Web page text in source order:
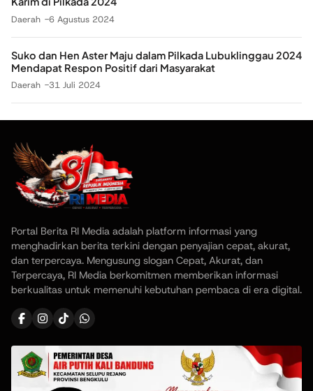
Daerah 6 Agustus 2024
Suko dan Hen Aster Maju dalam Pilkada Lubuklinggau 2024
Mendapat Respon Positif dari Masyarakat
Daerah 31 Juli 2024
Portal Berita RI Media adalah platform informasi yang
menghadirkan berita terkini dengan penyajian cepat, akurat,
dan terpercaya. Mengusung slogan Cepat, Akurat, dan
Terpercaya, RI Media berkomitmen memberikan informasi
berkualitas untuk memenuhi kebutuhan pembaca di era digital.